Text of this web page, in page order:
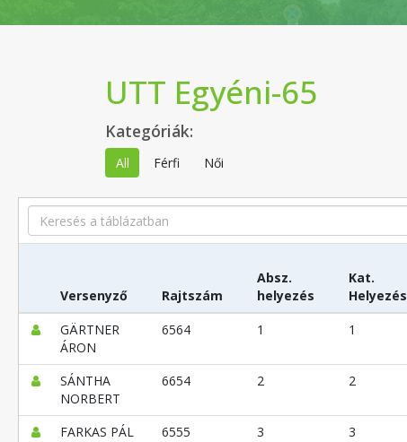
UTT Egyéni-65
Kategóriák:
All Férfi Női
Search
Versenyző Rajtszám
Absz.
helyezés
Kat.
Helyezés
GÄRTNER
ÁRON
6564 1 1
SÁNTHA
NORBERT
6654 2 2
FARKAS PÁL 6555 3 3